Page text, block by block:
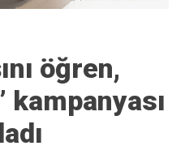
öğren,
kampanyası